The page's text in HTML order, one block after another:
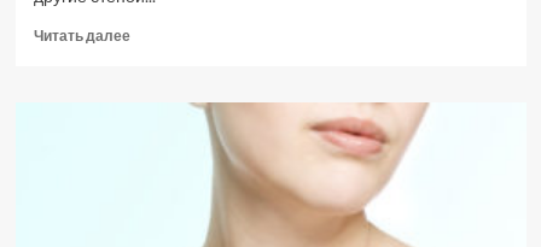
Читать далееПрочитать
достоверные